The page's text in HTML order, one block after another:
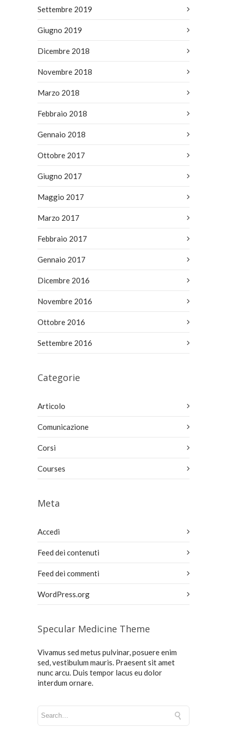
Settembre 2019
Giugno 2019
Dicembre 2018
Novembre 2018
Marzo 2018
Febbraio 2018
Gennaio 2018
Ottobre 2017
Giugno 2017
Maggio 2017
Marzo 2017
Febbraio 2017
Gennaio 2017
Dicembre 2016
Novembre 2016
Ottobre 2016
Settembre 2016
Categorie
Articolo
Comunicazione
Corsi
Courses
Meta
Accedi
Feed dei contenuti
Feed dei commenti
WordPress.org
Specular Medicine Theme
Vivamus sed metus pulvinar, posuere enim
sed, vestibulum mauris. Praesent sit amet
nunc arcu. Duis tempor lacus eu dolor
interdum ornare.